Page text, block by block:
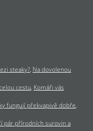
steaky? Na dovolenou
cestu Komáři vás
fungují překvapivě dobře
pár přírodních surovin a